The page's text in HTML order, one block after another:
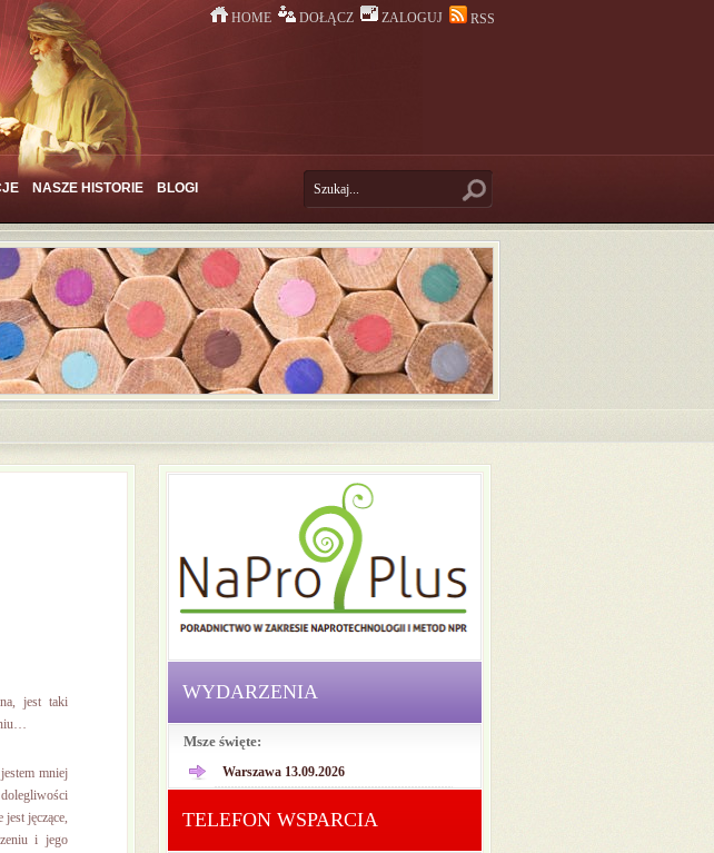
HOME DOŁĄCZ ZALOGUJ RSS
NASZE HISTORIE BLOGI
jest taki
mniej
jęczące,
i jego
WYDARZENIA
Msze święte:
Warszawa 13.09.2026
TELEFON WSPARCIA